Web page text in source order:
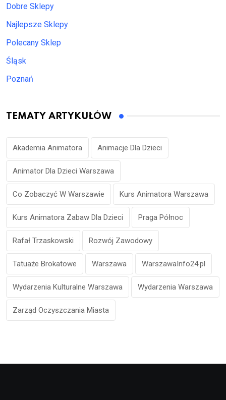
Dobre Sklepy
Najlepsze Sklepy
Polecany Sklep
Śląsk
Poznań
TEMATY ARTYKUŁÓW
Akademia Animatora Animacje Dla Dzieci
Animator Dla Dzieci Warszawa
Co Zobaczyć W Warszawie Kurs Animatora Warszawa
Kurs Animatora Zabaw Dla Dzieci Praga Północ
Rafał Trzaskowski Rozwój Zawodowy
Tatuaże Brokatowe Warszawa WarszawaInfo24.pl
Wydarzenia Kulturalne Warszawa Wydarzenia Warszawa
Zarząd Oczyszczania Miasta